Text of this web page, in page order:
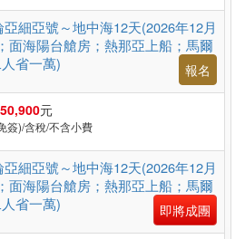
亞細亞號～地中海12天(2026年12月
面海陽台艙房；熱那亞上船；馬爾
省一萬)
報名
元
簽)/含稅/不含小費
亞細亞號～地中海12天(2026年12月
面海陽台艙房；熱那亞上船；馬爾
省一萬)
即將成團